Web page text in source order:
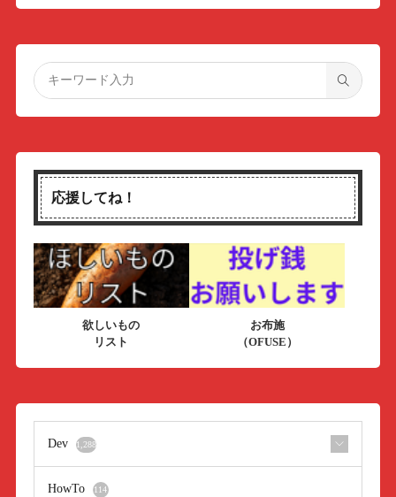
応援してね！
欲しいもの
リスト
お布施
（OFUSE）
Dev 1,288
HowTo 114